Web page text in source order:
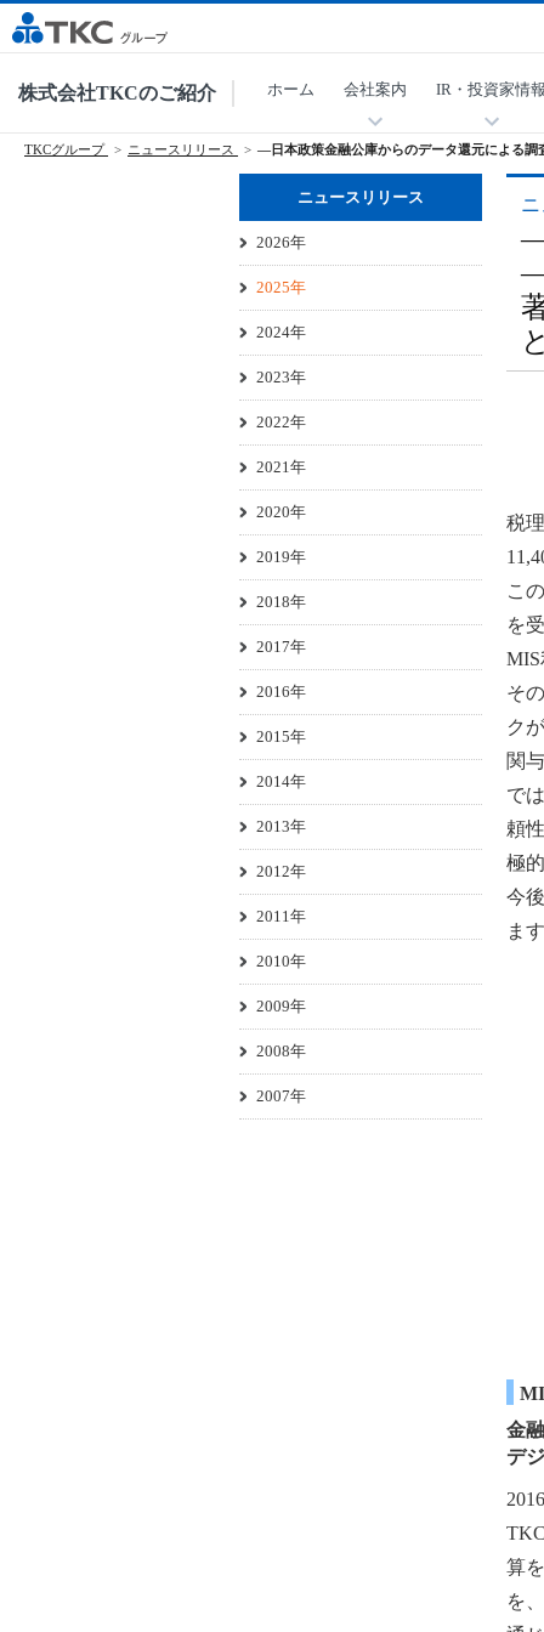
株式会社TKCのご紹介 ホーム 会社案内 IR・投資家情報
TKCグループ ニュースリリース ―日本政策金融公庫からのデータ還元による
―
―
税
こ
を
MIS
そ
ク
関
で
頼
極
今
ます
金
デ
算
を
ニュースリリース
2026年
2025年
2024年
2023年
2022年
2021年
2020年
2019年
2018年
2017年
2016年
2015年
2014年
2013年
2012年
2011年
2010年
2009年
2008年
2007年